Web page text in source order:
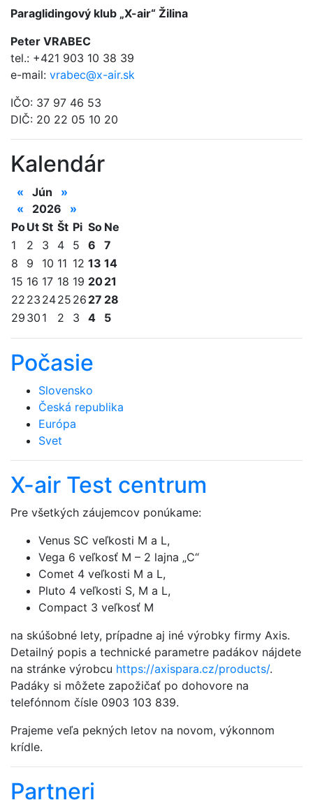
Paraglidingový klub „X-air“ Žilina
Peter VRABEC
tel.: +421 903 10 38 39
e-mail: vrabec@x-air.sk
IČO: 37 97 46 53
DIČ: 20 22 05 10 20
Kalendár
« Jún
»
«
2026
»
PoUt St Št Pi So Ne
1
2 3 4 5 6
7
8
9 10 11 12 13 14
15 16 17 18 19 2021
22 23 2425 26 27 28
29 30 1 2 3 4 5
Počasie
Slovensko
Česká republika
Európa
Svet
X-air Test centrum
Pre všetkých záujemcov ponúkame:
Venus SC veľkosti M a L,
Vega 6 veľkosť M – 2 lajna „C“
Comet 4 veľkosti M a L,
Pluto 4 veľkosti S, M a L,
Compact 3 veľkosť M
na skúšobné lety, prípadne aj iné výrobky firmy Axis.
Detailný popis a technické parametre padákov nájdete
na stránke výrobcu https://axispara.cz/products/.
Padáky si môžete zapožičať po dohovore na
telefónnom čísle 0903 103 839.
Prajeme veľa pekných letov na novom, výkonnom
krídle.
Partneri